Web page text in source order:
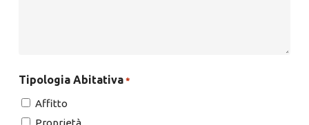
Tipologia Abitativa *
Affitto
Proprietà